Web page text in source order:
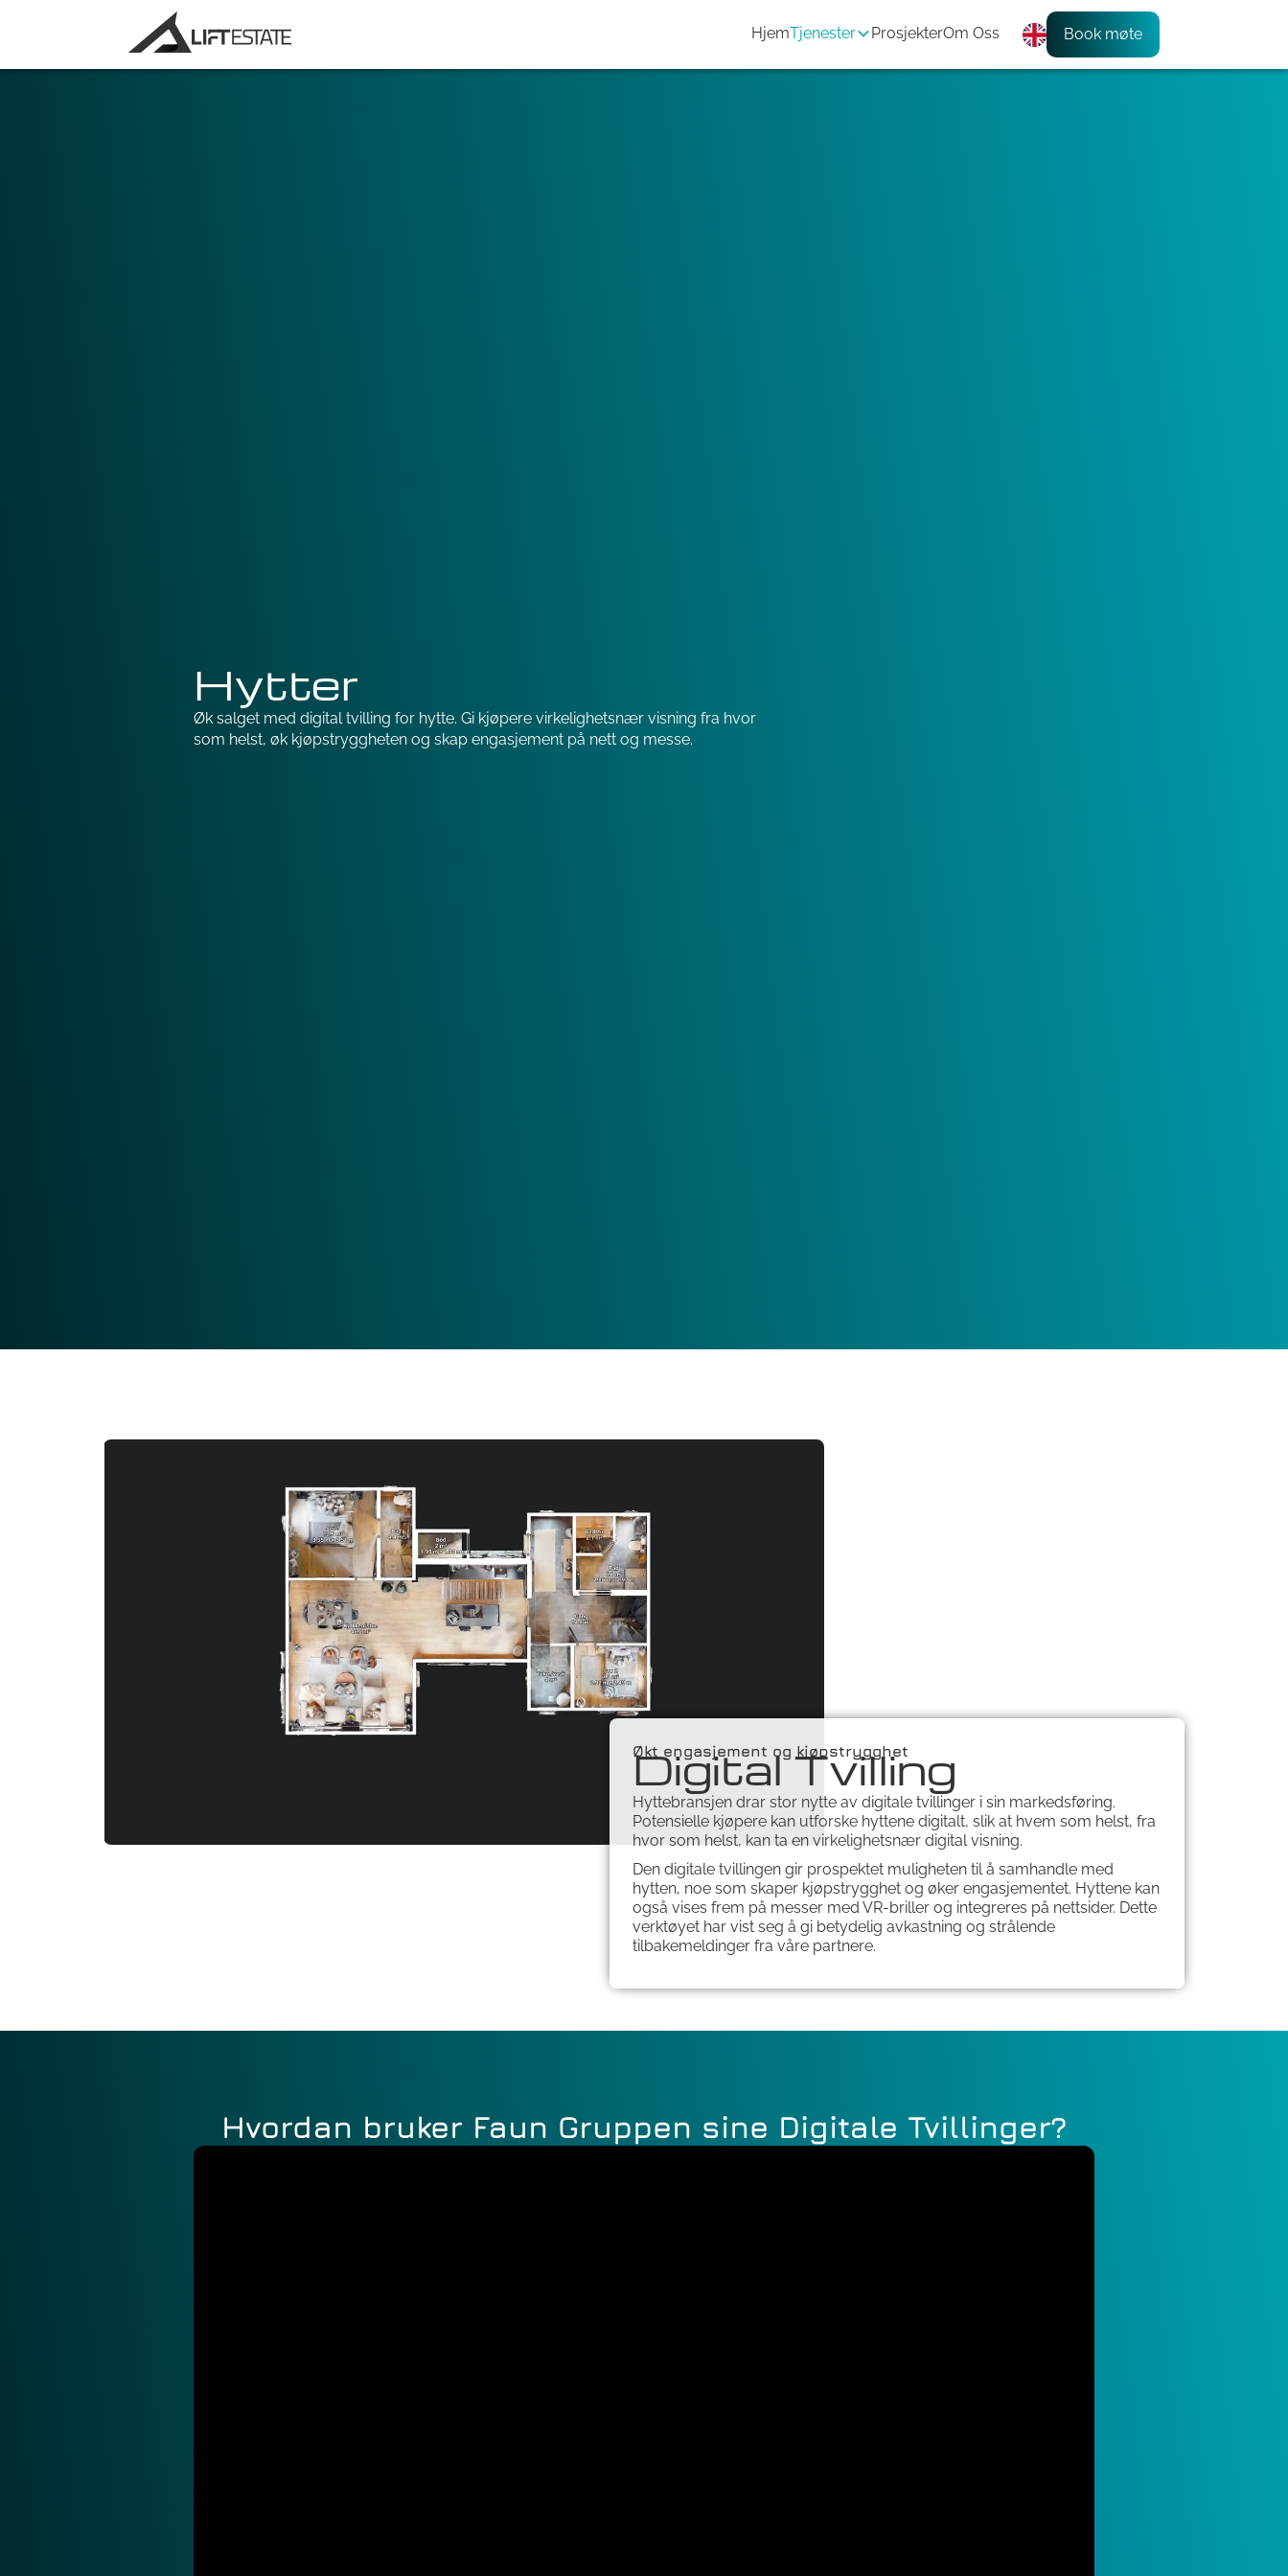
HjemTjenester ProsjekterOm Oss Book møte
Hytter
Øk salget med digital tvilling for hytte. Gi kjøpere virkelighetsnær visning fra hvor
som helst, øk kjøpstryggheten og skap engasjement på nett og messe.
Økt engasjement og kjøpstrygghet
Digital Tvilling
Hyttebransjen drar stor nytte av digitale tvillinger i sin markedsføring.
Potensielle kjøpere kan utforske hyttene digitalt, slik at hvem som helst, fra
hvor som helst, kan ta en virkelighetsnær digital visning.
Den digitale tvillingen gir prospektet muligheten til å samhandle med
hytten, noe som skaper kjøpstrygghet og øker engasjementet. Hyttene kan
også vises frem på messer med VR-briller og integreres på nettsider. Dette
verktøyet har vist seg å gi betydelig avkastning og strålende
tilbakemeldinger fra våre partnere.
Hvordan bruker Faun Gruppen sine Digitale Tvillinger?